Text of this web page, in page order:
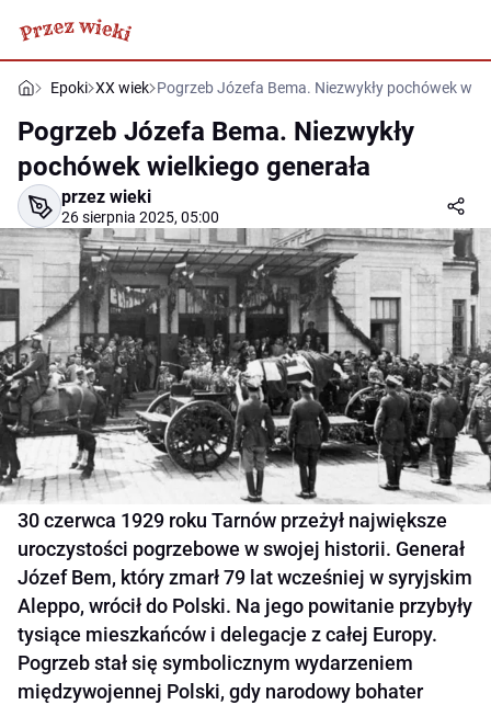
Epoki XX wiek Pogrzeb Józefa Bema. Niezwykły pochówek
Pogrzeb Józefa Bema. Niezwykły
pochówek wielkiego generała
przez wieki
26 sierpnia 2025, 05:00
30 czerwca 1929 roku Tarnów przeżył największe
uroczystości pogrzebowe w swojej historii. Generał
Józef Bem, który zmarł 79 lat wcześniej w syryjskim
Aleppo, wrócił do Polski. Na jego powitanie przybyły
tysiące mieszkańców i delegacje z całej Europy.
Pogrzeb stał się symbolicznym wydarzeniem
międzywojennej Polski, gdy narodowy bohater